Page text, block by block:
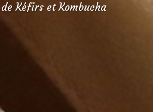
Kéfirs et Kombucha